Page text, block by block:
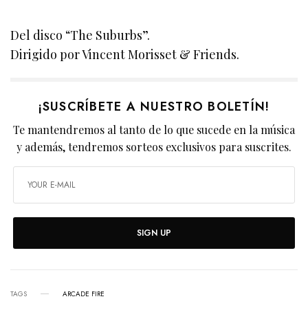
Del disco “The Suburbs”.
Dirigido por Vincent Morisset & Friends.
¡SUSCRÍBETE A NUESTRO BOLETÍN!
Te mantendremos al tanto de lo que sucede en la música
y además, tendremos sorteos exclusivos para suscrites.
SIGN UP
TAGS ARCADE FIRE